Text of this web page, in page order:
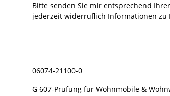
Bitte senden Sie mir entsprechend Ihrer
jederzeit widerruflich Informationen
06074-21100-0
G 607-Prüfung für Wohnmobile &